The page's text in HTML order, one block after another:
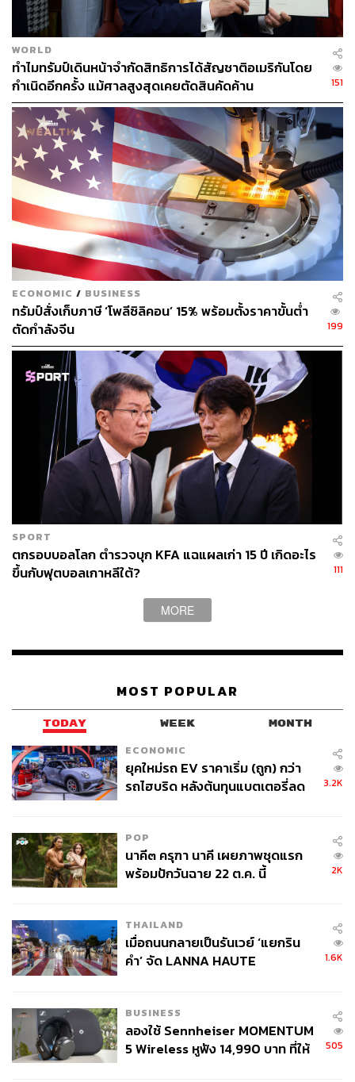
ล้านล้านดอลลาร์ สะท้อนถึงบรรยากาศการลงทุนใน
สินทรัพย์เสี่ยงที่ยังคงเป็นบวก
สถานการณ์ล่าสุดตอกย้ำว่า Bitcoin กำลังเปลี่ยนผ่านจากการ
เป็นเพียงสินทรัพย์เพื่อการเก็งกำไร สู่การเป็นสินทรัพย์ที่ได้รับ
การยอมรับจากภาคธุรกิจและนักลงทุนสถาบันมากขึ้น โดย
มีนโยบายและกฎระเบียบจากมหาอำนาจทางเศรษฐกิจอย่าง
สหรัฐฯ เป็นตัวแปรสำคัญที่จะกำหนดทิศทางของตลาดใน
ระยะต่อไป
ภาพ:May James/SOPA Images/LightRocket via Getty
Images
อ้างอิง:
https://www.forbes.com/sites/tylerroush/2025/07/10/b
itcoin-hits-record-high-ahead-of-crypto-week/
https://www.reuters.com/world/middle-east/dollar-cat
ches-breath-brazil-real-slides-tariff-threat-bitcoin-nea
r-record-high-2025-07-10/
สามารถติดตาม THE STANDARD WEALTH
ผ่านแอปพลิเคชันต่างๆ ที่คุณสะดวกหรือใช้งานอยู่แล้วได้เลย
TAGS: Donald Trump USA Bitcoin
สกุลเงินดิจิทัล
สกุลชัย เก่งอนันตานนท์
Content Creator สำนักข่าว THE
STANDARD WEALTH
WORLD
ทำไมทรัมป์เดินหน้าจำกัดสิทธิการได้สัญชาติอเมริกันโดย
กำเนิดอีกครั้ง แม้ศาลสูงสุดเคยตัดสินคัดค้าน
151
ECONOMIC / BUSINESS
ทรัมป์สั่งเก็บภาษี ‘โพลีซิลิคอน’ 15% พร้อมตั้งราคาขั้นต่ำ
ตัดกำลังจีน
199
SPORT
ตกรอบบอลโลก ตำรวจบุก KFA แฉแผลเก่า 15 ปี เกิดอะไร
ขึ้นกับฟุตบอลเกาหลีใต้?
111
MORE
MOST POPULAR
TODAY WEEK MONTH
ECONOMIC
ยุคใหม่รถ EV ราคาเริ่ม (ถูก) กว่า
รถไฮบริด หลังต้นทุนแบตเตอรี่ลด
3.2K
POP
นาคี๓ ครุฑา นาคี เผยภาพชุดแรก
พร้อมปักวันฉาย 22 ต.ค. นี้
2K
THAILAND
เมื่อถนนกลายเป็นรันเวย์ ‘แยกริน
คำ’ จัด LANNA HAUTE
1.6K
BUSINESS
ลองใช้ Sennheiser MOMENTUM
5 Wireless หูฟัง 14,990 บาท ที่ให้
505